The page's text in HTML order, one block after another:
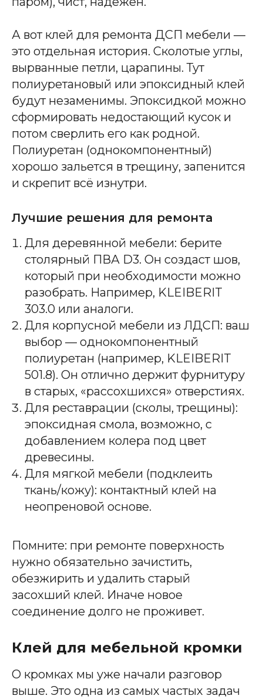
А вот клей для ремонта ДСП мебели —
это отдельная история. Сколотые углы,
вырванные петли, царапины. Тут
полиуретановый или эпоксидный клей
будут незаменимы. Эпоксидкой можно
сформировать недостающий кусок и
потом сверлить его как родной.
Полиуретан (однокомпонентный)
хорошо зальется в трещину, запенится
и скрепит всё изнутри.
Лучшие решения для ремонта
Для деревянной мебели: берите
столярный ПВА D3. Он создаст шов,
который при необходимости можно
разобрать. Например, KLEIBERIT
303.0 или аналоги.
Для корпусной мебели из ЛДСП: ваш
выбор — однокомпонентный
полиуретан (например, KLEIBERIT
501.8). Он отлично держит фурнитуру
в старых, «рассохшихся» отверстиях.
Для реставрации (сколы, трещины):
эпоксидная смола, возможно, с
добавлением колера под цвет
древесины.
Для мягкой мебели (подклеить
ткань/кожу): контактный клей на
неопреновой основе.
Помните: при ремонте поверхность
нужно обязательно зачистить,
обезжирить и удалить старый
засохший клей. Иначе новое
соединение долго не проживет.
Клей для мебельной кромки
О кромках мы уже начали разговор
выше. Это одна из самых частых задач
КАТАЛОГ ТОВАРОВ
Форматно-раскроечные
Дополнительное оборудование для ФРС
Кромкооблицовочные ручные
Кромкооблицовочные автоматические
Подготовка кромки ПВХ
Сверлильно-присадочные
Фрезерные
8 (800) 500-59-20
Аспирации
Расходные материалы и оснастка
Запчасти